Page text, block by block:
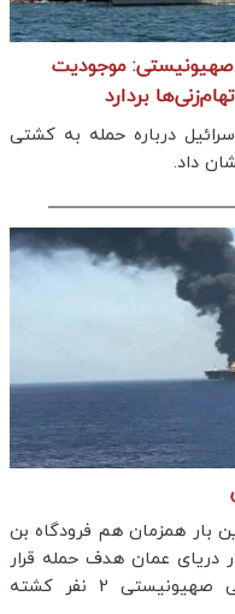
موجودیت
بردارد
درباره حمله به کشتی
بار همزمان هم فرودگاه بن
عمان هدف حمله قرار
گرفت. در پی حمله پهپادی به کشتی صهیونیستی 2 نفر کشته